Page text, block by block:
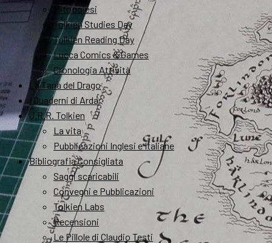
Mitopoiesi
Tolkien Studies Day
Tolkien Reading Day
Lucca Comics & Games
Cronologia Attività
La Tana del Drago
I Quaderni di Arda
J.R.R. Tolkien
La vita
Pubblicazioni Inglesi e Italiane
Bibliografia Consigliata
Saggi scaricabili
Convegni e Pubblicazioni
Tolkien Labs
Recensioni
Le Pillole di Claudio Testi